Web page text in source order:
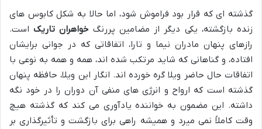
گذشته ای که قرار بود فراموش شود، اما حالا به شکل کابوس های
زنده بازگشته، یکی دیگر از مضامین پررنگ خواهران تاریک است.
رازهای پنهان مادران نیما و تارا، اتفاقاتی که در جوانی برایشان
افتاده، و گناهانی که شاید مرتکب شده اند، همه و همه به نوعی با
اتفاقات حال حاضر ویلا گره خورده اند. انگار این ویلا، حافظه پنهان
گذشته است که ارواح و انرژی های منفی آن دوران را در خود نگه
داشته. این مضمون به خواننده یادآوری می کند که گذشته هیچ
وقت کاملاً نمی میرد و همیشه راهی برای بازگشت و تأثیرگذاری بر